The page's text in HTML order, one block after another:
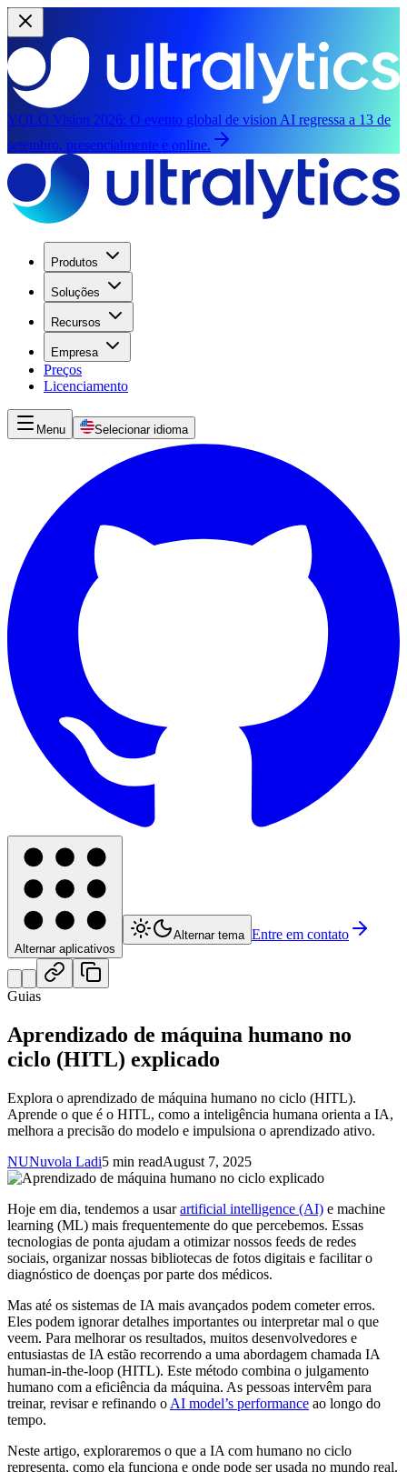
YOLO Vision 2026: O evento global de vision AI regressa a 13 de
setembro, presencialmente e online.
Produtos
Soluções
Recursos
Empresa
Preços
Licenciamento
Menu Selecionar idioma
Alternar aplicativos
Alternar tema Entre em contato
Guias
Aprendizado de máquina humano no
ciclo (HITL) explicado
Explora o aprendizado de máquina humano no ciclo (HITL).
Aprende o que é o HITL, como a inteligência humana orienta a IA,
melhora a precisão do modelo e impulsiona o aprendizado ativo.
NUNuvola Ladi5 min readAugust 7, 2025
Hoje em dia, tendemos a usarartificial intelligence (AI) e machine
learning (ML) mais frequentemente do que percebemos. Essas
tecnologias de ponta ajudam a otimizar nossos feeds de redes
sociais, organizar nossas bibliotecas de fotos digitais e facilitar o
diagnóstico de doenças por parte dos médicos.
Mas até os sistemas de IA mais avançados podem cometer erros.
Eles podem ignorar detalhes importantes ou interpretar mal o que
veem. Para melhorar os resultados, muitos desenvolvedores e
entusiastas de IA estão recorrendo a uma abordagem chamada IA
human-in-the-loop (HITL). Este método combina o julgamento
humano com a eficiência da máquina. As pessoas intervêm para
treinar, revisar e refinando o AI model’s performance ao longo do
tempo.
Neste artigo, exploraremos o que a IA com humano no ciclo
representa, como ela funciona e onde pode ser usada no mundo real.